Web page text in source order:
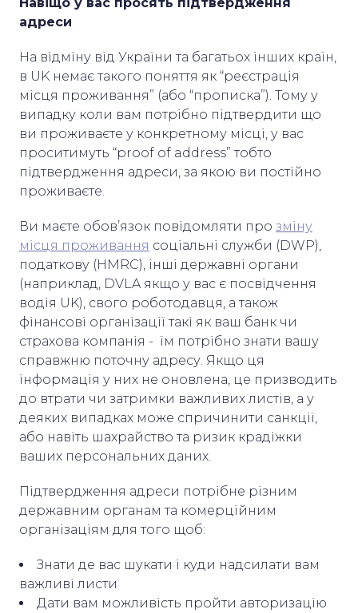
адреси
На відміну від України та багатьох інших країн,
в UK немає такого поняття як “реєстрація
місця проживання” (або “прописка”). Тому у
випадку коли вам потрібно підтвердити що
ви проживаєте у конкретному місці, у вас
проситимуть “proof of address” тобто
підтвердження адреси, за якою ви постійно
проживаєте.
Ви маєте обов’язок повідомляти про зміну
місця проживання соціальні служби (DWP),
податкову (HMRC), інші державні органи
(наприклад, DVLA якщо у вас є посвідчення
водія UK), свого роботодавця, а також
фінансові організації такі як ваш банк чи
страхова компанія - їм потрібно знати вашу
справжню поточну адресу. Якщо ця
інформація у них не оновлена, це призводить
до втрати чи затримки важливих листів, а у
деяких випадках може спричинити санкції,
або навіть шахрайство та ризик крадіжки
ваших персональних даних.
Підтвердження адреси потрібне різним
державним органам та комерційним
організаціям для того щоб:
Знати де вас шукати і куди надсилати вам
важливі листи
Дати вам можливість пройти авторизацію